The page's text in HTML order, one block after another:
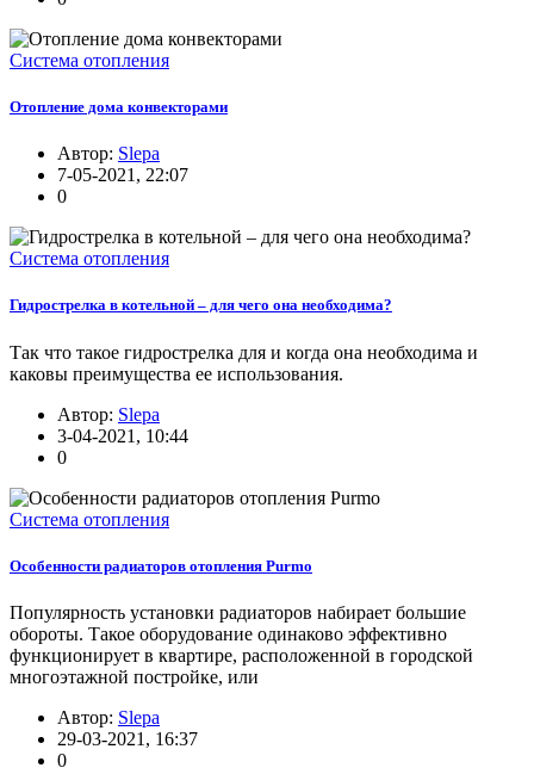
Система отопления
Отопление дома конвекторами
Автор: Slepa
7-05-2021, 22:07
0
Система отопления
Гидрострелка в котельной – для чего она необходима?
Так что такое гидрострелка для и когда она необходима и
каковы преимущества ее использования.
Автор: Slepa
3-04-2021, 10:44
0
Система отопления
Особенности радиаторов отопления Purmo
Популярность установки радиаторов набирает большие
обороты. Такое оборудование одинаково эффективно
функционирует в квартире, расположенной в городской
многоэтажной постройке, или
Автор: Slepa
29-03-2021, 16:37
0